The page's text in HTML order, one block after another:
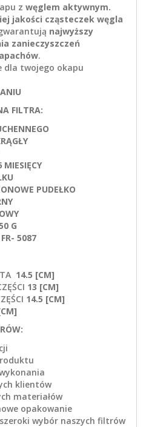
z węglem aktywnym.
jakości cząsteczek węgla
najwyższy
zanieczyszczeń
.
dla twojego okapu
FILTRA:
MIESIĘCY
PUDEŁKO
G
FR- 5087
14.5 [CM]
13 [CM]
14.5 [CM]
klientów
materiałów
opakowanie
wybór naszych filtrów